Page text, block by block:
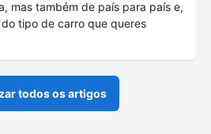
mas também de país para país e,
tipo de carro que queres
todos os artigos